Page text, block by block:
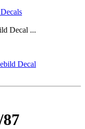
Decal ...